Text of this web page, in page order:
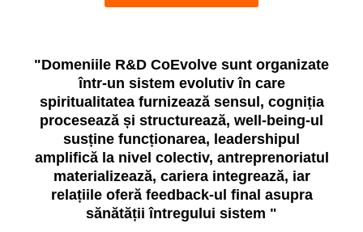
"Domeniile R&D CoEvolve sunt organizate
într-un sistem evolutiv în care
spiritualitatea furnizează sensul, cogniția
procesează și structurează, well-being-ul
susține funcționarea, leadershipul
amplifică la nivel colectiv, antreprenoriatul
materializează, cariera integrează, iar
relațiile oferă feedback-ul final asupra
sănătății întregului sistem "